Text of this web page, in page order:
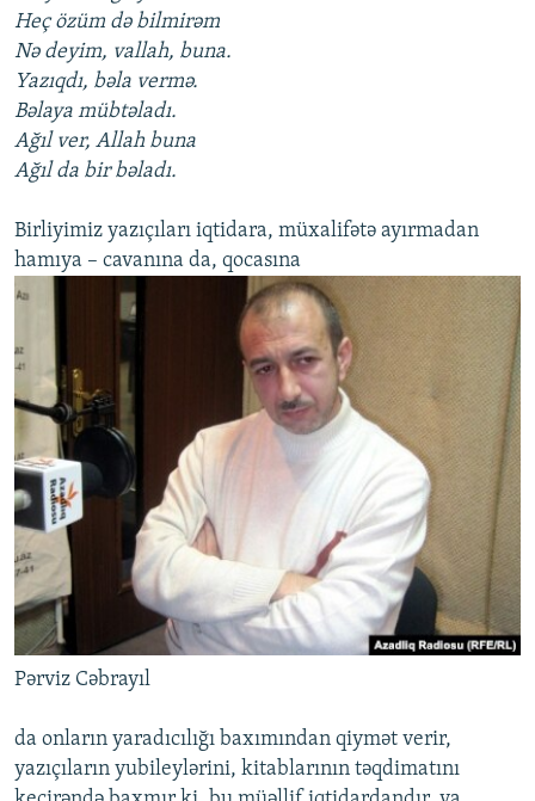
Heç özüm də bilmirəm
Nə deyim, vallah, buna.
Yazıqdı, bəla vermə.
Bəlaya mübtəladı.
Ağıl ver, Allah buna
Ağıl da bir bəladı.
Birliyimiz yazıçıları iqtidara, müxalifətə ayırmadan
hamıya – cavanına da, qocasına
Pərviz Cəbrayıl
da onların yaradıcılığı baxımından qiymət verir,
yazıçıların yubileylərini, kitablarının təqdimatını